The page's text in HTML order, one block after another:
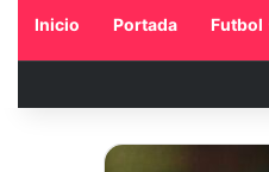
Inicio Portada Futbol